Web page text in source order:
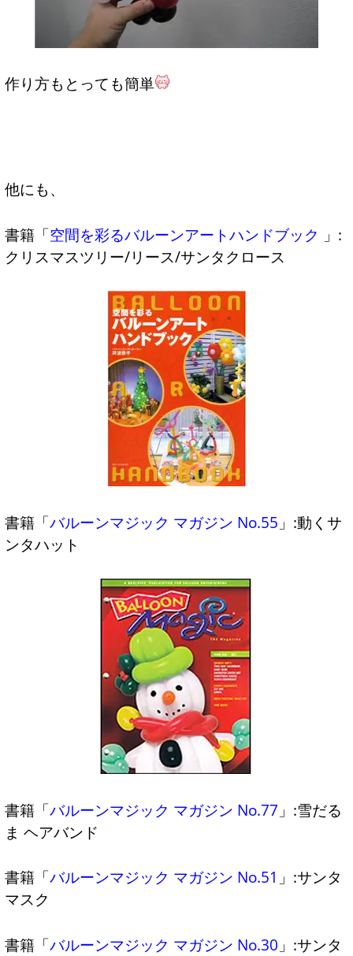
作り方もとっても簡単
他にも、
書籍「空間を彩るバルーンアートハンドブック 」:
クリスマスツリー/リース/サンタクロース
書籍「バルーンマジック マガジン No.55 」:動くサ
ンタハット
書籍「バルーンマジック マガジン No.77 」:雪だる
ま ヘアバンド
書籍「バルーンマジック マガジン No.51 」:サンタ
マスク
書籍「バルーンマジック マガジン No.30 」:サンタ